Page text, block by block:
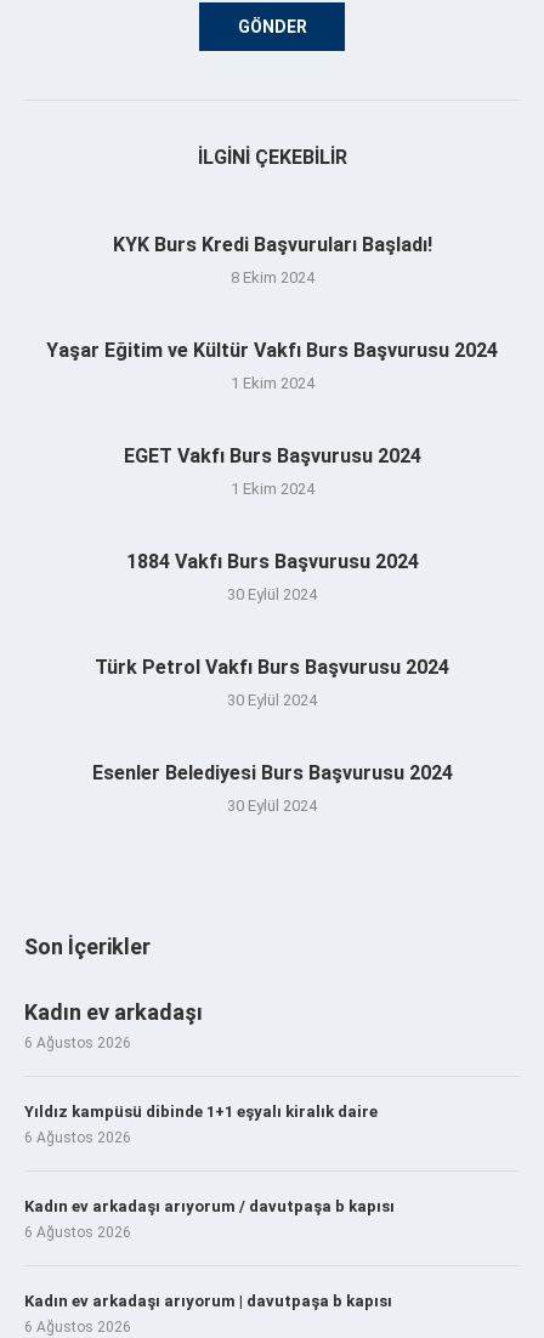
İLGINI ÇEKEBILIR
KYK Burs Kredi Başvuruları Başladı!
8 Ekim 2024
Yaşar Eğitim ve Kültür Vakfı Burs Başvurusu 2024
1 Ekim 2024
EGET Vakfı Burs Başvurusu 2024
1 Ekim 2024
1884 Vakfı Burs Başvurusu 2024
30 Eylül 2024
Türk Petrol Vakfı Burs Başvurusu 2024
30 Eylül 2024
Esenler Belediyesi Burs Başvurusu 2024
30 Eylül 2024
Son İçerikler
Kadın ev arkadaşı
6 Ağustos 2026
Yıldız kampüsü dibinde 1+1 eşyalı kiralık daire
6 Ağustos 2026
Kadın ev arkadaşı arıyorum / davutpaşa b kapısı
6 Ağustos 2026
Kadın ev arkadaşı arıyorum | davutpaşa b kapısı
6 Ağustos 2026